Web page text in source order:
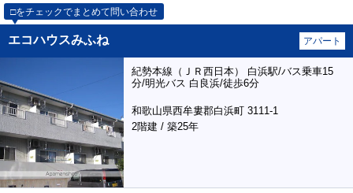
□をチェックでまとめて問い合わせ
エコハウスみふね アパート
紀勢本線（ＪＲ西日本） 白浜駅/バス乗車15
分/明光バス 白良浜/徒歩6分
和歌山県西牟婁郡白浜町 3111-1
2階建 / 築25年